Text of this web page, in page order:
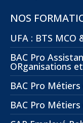
NOS
UFA : BTS MCO
BAC Pro
ORganisations
BAC Pro Métiers
BAC Pro